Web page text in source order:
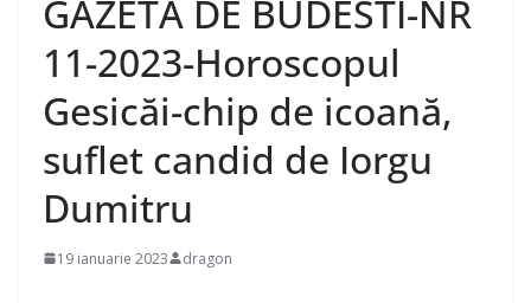
GAZETA DE BUDESTI-NR
11-2023-Horoscopul
Gesicăi-chip de icoană,
suflet candid de Iorgu
Dumitru
19 ianuarie 2023 dragon